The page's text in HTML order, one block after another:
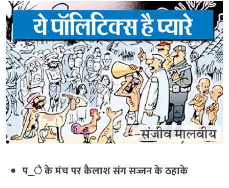
प_े के मंच पर कैलाश संग सज्जन के ठहाके